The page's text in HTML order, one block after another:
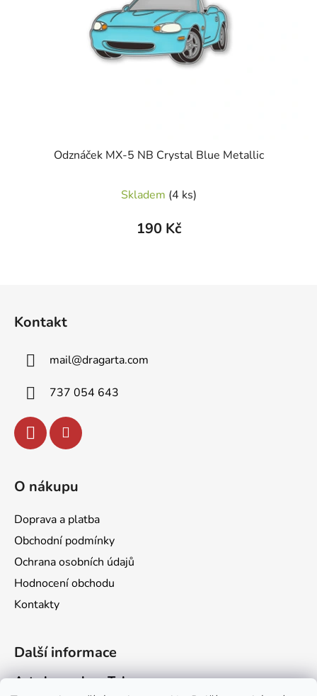
Odznáček MX-5 NB Crystal Blue Metallic
Skladem (4 ks)
190 Kč
Kontakt
mail@dragarta.com
737 054 643
O nákupu
Doprava a platba
Obchodní podmínky
Ochrana osobních údajů
Hodnocení obchodu
Kontakty
Další informace
Art channel na Telegramu